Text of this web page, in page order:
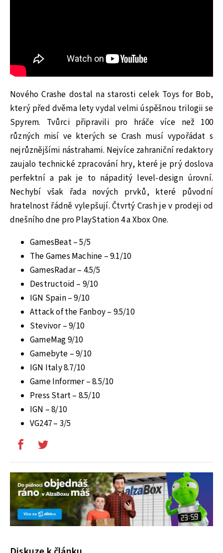
Nového Crashe dostal na starosti celek Toys for Bob,
který před dvěma lety vydal velmi úspěšnou trilogii se
Spyrem. Tvůrci připravili pro hráče více než 100
různých misí ve kterých se Crash musí vypořádat s
nejrůznějšími nástrahami. Nejvíce zahraniční redaktory
zaujalo technické zpracování hry, které je prý doslova
perfektní a pak je to nápaditý level-design úrovní.
Nechybí však řada nových prvků, které původní
hratelnost řádně vylepšují. Čtvrtý Crash je v prodeji od
dnešního dne pro PlayStation 4 a Xbox One.
GamesBeat – 5/5
The Games Machine – 9.1/10
GamesRadar – 4.5/5
Destructoid – 9/10
IGN Spain – 9/10
Attack of the Fanboy – 9.5/10
Stevivor – 9/10
GameMag 9/10
Gamebyte – 9/10
IGN Italy 8.7/10
Game Informer – 8.5/10
Press Start – 8.5/10
IGN – 8/10
VG247 – 3/5